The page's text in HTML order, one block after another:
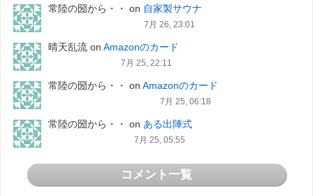
常陸の圀から・・ on 自家製サウナ
7月 26, 23:01
晴天乱流on Amazonのカード
7月 25, 22:11
常陸の圀から・・ on Amazonのカード
7月 25, 06:18
常陸の圀から・・ on ある出陣式
7月 25, 05:55
コメント一覧